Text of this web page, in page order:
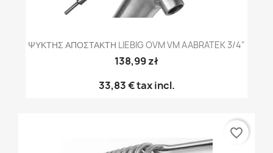
ΨΥΚΤΗΣ ΑΠΟΣΤΑΚΤΗ LIEBIG OVM VM AABRATEK 3/4"
138,99 zł
33,83 €tax incl.
favorite_border